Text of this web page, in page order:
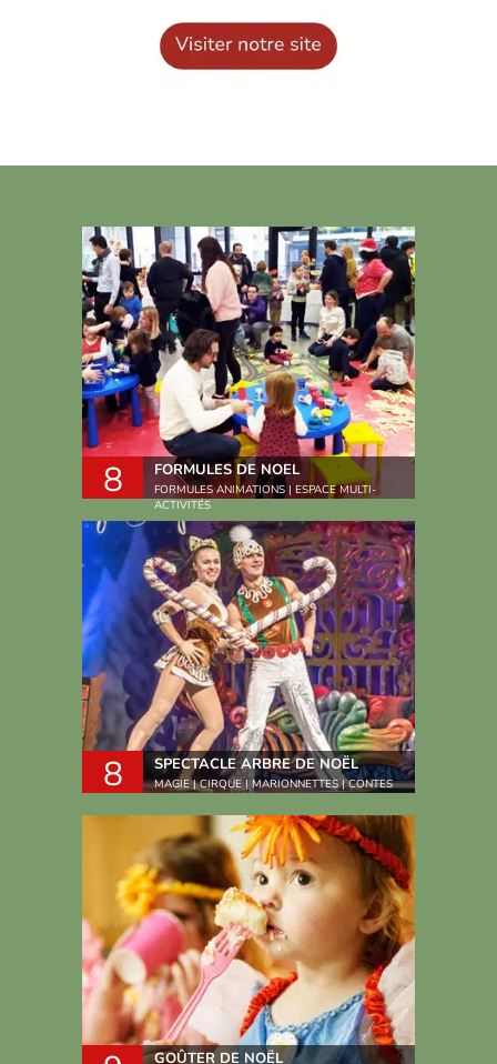
8 FORMULES DE NOEL
FORMULES ANIMATIONS | ESPACE MULTI-
ACTIVITÉS
8 SPECTACLE ARBRE DE NOËL
MAGIE | CIRQUE | MARIONNETTES | CONTES
GOÛTER DE NOËL